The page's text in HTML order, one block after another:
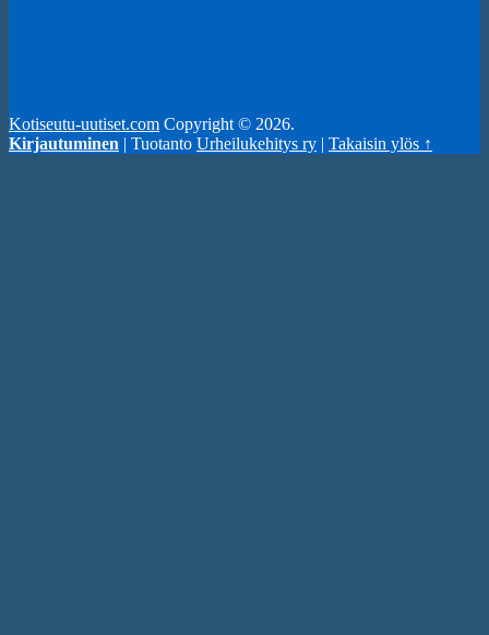
Kotiseutu-uutiset.com Copyright © 2026.
Kirjautuminen | Tuotanto Urheilukehitys ry | Takaisin ylös ↑